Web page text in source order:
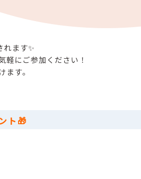
ます✨
軽にご参加ください！
す。
ト🎁